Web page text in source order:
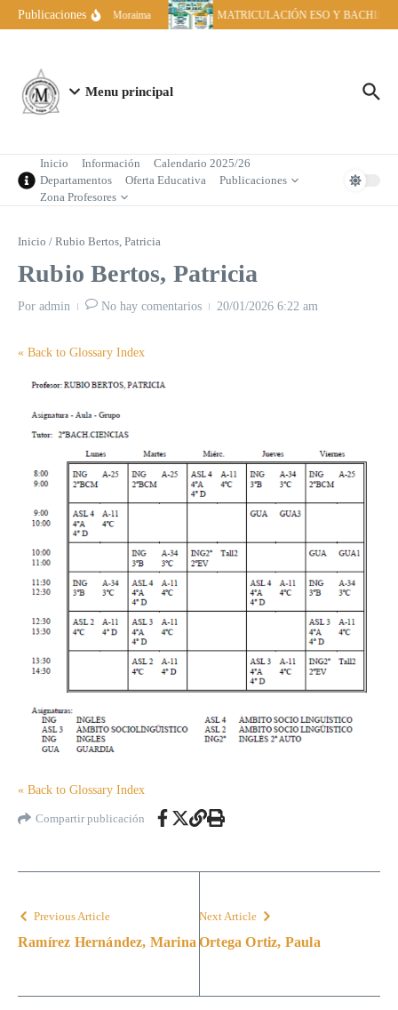
Saltar al contenido
PublicacionesBecas IES Moraima MATRICULACIÓN ESO Y
Menu principal
Inicio Información
Calendario 2025/26
Departamentos
Oferta Educativa
Publicaciones
Zona Profesores
Inicio / Rubio Bertos, Patricia
Rubio Bertos, Patricia
Por admin No hay comentarios 20/01/2026 6:22 am
« Back to Glossary Index
« Back to Glossary Index
Compartir publicación
Previous Article
Ramírez Hernández, Marina
Next Article
Ortega Ortiz, Paula